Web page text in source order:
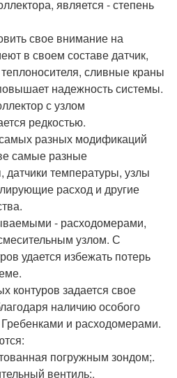
является - степень
свое внимание на
в своем составе датчик,
сливные краны
надежность системы.
с узлом
редкостью.
разных модификаций
самые разные
температуры, узлы
расход и другие
- расходомерами,
узлом. С
удается избежать потерь
контуров задается свое
наличию особого
и расходомерами.
погружным зондом;.
вентиль;.